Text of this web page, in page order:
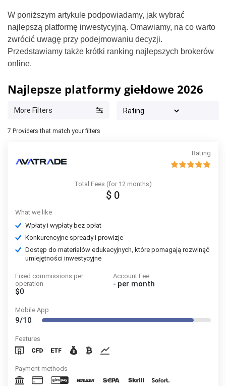
W poniższym artykule podpowiadamy, jak wybrać
najlepszą platformę inwestycyjną. Omawiamy, na co warto
zwrócić uwagę przy podejmowaniu decyzji.
Przedstawiamy także krótki ranking najlepszych brokerów
online.
Najlepsze platformy giełdowe 2026
More Filters
7 Providers that match your filters
Rating
Total Fees (for 12 months)
$ 0
What we like
Wpłaty i wypłaty bez opłat
Konkurencyjne spready i prowizje
Dostęp do materiałów edukacyjnych, które pomagają rozwinąć
umiejętności inwestycyjne
Fixed commissions per
operation
$0
Account Fee
- per month
Mobile App
9/10
Features
Payment methods